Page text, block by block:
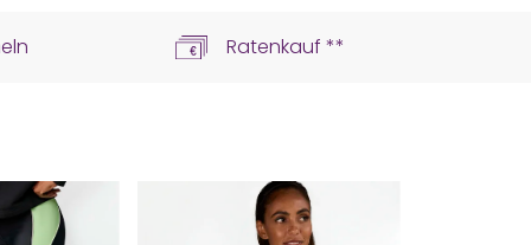
Ratenkauf **